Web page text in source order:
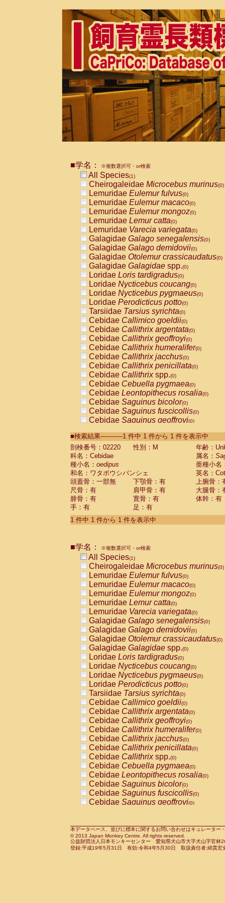
■学名： ※複数選択可・or検索
All Species(1)
Cheirogaleidae Microcebus murinus(0)
Lemuridae Eulemur fulvus(0)
Lemuridae Eulemur macaco(0)
Lemuridae Eulemur mongoz(0)
Lemuridae Lemur catta(0)
Lemuridae Varecia variegata(0)
Galagidae Galago senegalensis(0)
Galagidae Galago demidovii(0)
Galagidae Otolemur crassicaudatus(0)
Galagidae Galagidae spp.(0)
Loridae Loris tardigradus(0)
Loridae Nycticebus coucang(0)
Loridae Nycticebus pygmaeus(0)
Loridae Perodicticus potto(0)
Tarsiidae Tarsius syrichta(0)
Cebidae Callimico goeldii(0)
Cebidae Callithrix argentata(0)
Cebidae Callithrix geoffroyi(0)
Cebidae Callithrix humeralifer(0)
Cebidae Callithrix jacchus(0)
Cebidae Callithrix penicillata(0)
Cebidae Callithrixspp.(0)
Cebidae Cebuella pygmaea(0)
Cebidae Leontopithecus rosalia(0)
Cebidae Saguinus bicolor(0)
Cebidae Saguinus fuscicollis(0)
Cebidae Saguinus geoffroyi(0)
CebidaeSaguinus labiatus(0)
Cebidae Saguinus leucopus (0)
Cebidae
Cebidae
CebidaeSaguinus nigricollis (0)
Cebidae Saguinus oedipus
Cebidae Saguinus weddelli
Cebidae Saguinusspp.
Cebidae Aotus trivirgatus
Cebidae Cebus albifrons
CebidaeCebus nigrivittatus
CebidaeCebus
CebidaeSaimiri boliviensis(0)
CebidaeSaimiri sciureus(0)
AtelidaeAlouatta caraya(0)
AtelidaeAlouatta fusca(0)
AtelidaeAlouatta seniculus
AtelidaeAlouattaspp.(0)
AtelidaeAteles belzebuth(0)
AtelidaeAteles geoffroyi(0)
AtelidaeAteles paniscus(0)
AtelidaeAtelesspp.(0)
Atelidae Lagothrix lagothricha
AtelidaeLagothrix lagothricha cana
PitheciidaeCacajao calvus
PitheciidaeCallicebus cupreus
PitheciidaeCallicebus donacophilus
PitheciidaeCallicebus moloch
PitheciidaeCallicebus torquatus
PitheciidaeCallicebusspp.(0)
PitheciidaeChiropotes satanas(0)
PitheciidaePithecia monachus
PitheciidaePithecia pithecia(0)
CercopithecidaeCercocebus agilis
CercopithecidaeCercocebus
CercopithecidaeCercocebus
CercopithecidaeCercocebus
CercopithecidaeCercocebus
CercopithecidaeCercocebushybrid
CercopithecidaePapio anubis(0)
CercopithecidaePapio cynocephalus
CercopithecidaePapio hamadryas(0)
■検索結果-----------1 件中 1 件から 1 件を表示中
剖検番号：02220
性別：M
年齢：
科名：Cebidae
属名：
種小名： oedipus
亜種小名
和名：ワタボウシパンシェ
英名：
頭蓋骨：一部無
下顎骨：有
上腕骨：
尺骨：有
肩甲骨：有
大腿骨：
腓骨：有
寛骨：有
体幹：有
手：有
足：有
1 件中 1 件から 1 件を表示中
■学名： ※複数選択可・or検索
All Species(1)
Cheirogaleidae Microcebus murinus(0)
Lemuridae Eulemur fulvus(0)
Lemuridae Eulemur macaco(0)
Lemuridae Eulemur mongoz(0)
Lemuridae Lemur catta(0)
Lemuridae Varecia variegata(0)
Galagidae Galago senegalensis(0)
Galagidae Galago demidovii(0)
Galagidae Otolemur crassicaudatus(0)
Galagidae Galagidae spp.(0)
Loridae Loris tardigradus(0)
Loridae Nycticebus coucang(0)
Loridae Nycticebus pygmaeus(0)
Loridae Perodicticus potto(0)
Tarsiidae Tarsius syrichta(0)
Cebidae Callimico goeldii(0)
Cebidae Callithrix argentata(0)
Cebidae Callithrix geoffroyi(0)
Cebidae Callithrix humeralifer(0)
Cebidae Callithrix jacchus(0)
Cebidae Callithrix penicillata(0)
Cebidae Callithrixspp.(0)
Cebidae Cebuella pygmaea(0)
Cebidae Leontopithecus rosalia(0)
Cebidae Saguinus bicolor(0)
Cebidae Saguinus fuscicollis(0)
Cebidae Saguinus geoffroyi(0)
CebidaeSaguinus leucopus(0)
CebidaeSaguinus midas(0)
Cebidae Saguinus mystax(0)
本データベース、並びに標本に関するお問い合わせはキュレータ
© 2013 Japan Monkey Centre. All rights reserved.
公益財団法人日本モンキーセンター 愛知県犬山市大字犬山字官
登録:平成19年5月31日 有効:令和4年5月30日 取扱責任者:綿貫宏